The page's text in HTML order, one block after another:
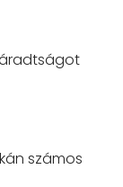
számos